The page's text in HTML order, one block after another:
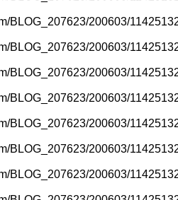
BLOG_207623/200603/
BLOG_207623/200603/
BLOG_207623/200603/
BLOG_207623/200603/
BLOG_207623/200603/
BLOG_207623/200603/
BLOG_207623/200603/